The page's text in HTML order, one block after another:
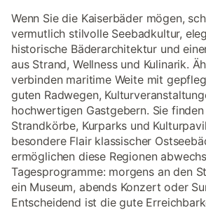
Wenn Sie die Kaiserbäder mögen,
vermutlich stilvolle Seebadkultur,
historische Bäderarchitektur und
aus Strand, Wellness und Kulinarik.
verbinden maritime Weite mit
guten Radwegen,
hochwertigen Gastgebern. Sie
Strandkörbe, Kurparks und
besondere Flair klassischer
ermöglichen diese Regionen
Tagesprogramme: morgens an den
ein Museum, abends Konzert oder
Entscheidend ist die gute